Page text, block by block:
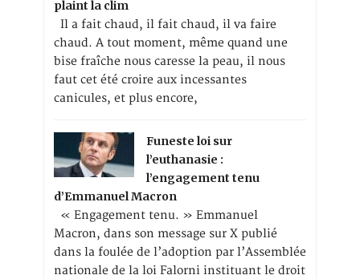
plaint la clim
Il a fait chaud, il fait chaud, il va faire
chaud. A tout moment, même quand une
bise fraîche nous caresse la peau, il nous
faut cet été croire aux incessantes
canicules, et plus encore,
Funeste loi sur
l’euthanasie :
l’engagement tenu
d’Emmanuel Macron
« Engagement tenu. » Emmanuel
Macron, dans son message sur X publié
dans la foulée de l’adoption par l’Assemblée
nationale de la loi Falorni instituant le droit